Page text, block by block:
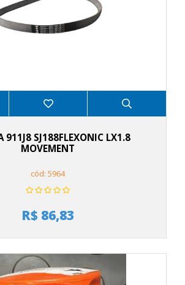
911J8 SJ188FLEXONIC LX1.8
MOVEMENT
cód: 5964
R$ 86,83